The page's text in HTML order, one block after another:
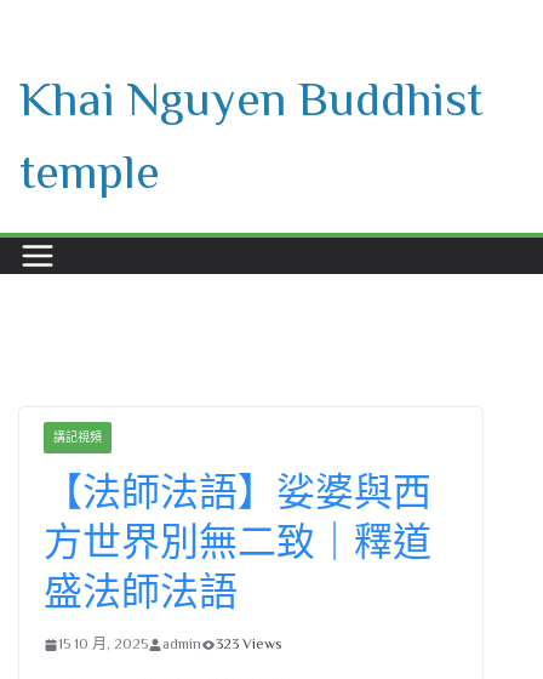
content
Khai Nguyen Buddhist
temple
講記視頻
【法師法語】娑婆與西
方世界別無二致｜釋道
盛法師法語
15 10 月, 2025 admin 323 Views